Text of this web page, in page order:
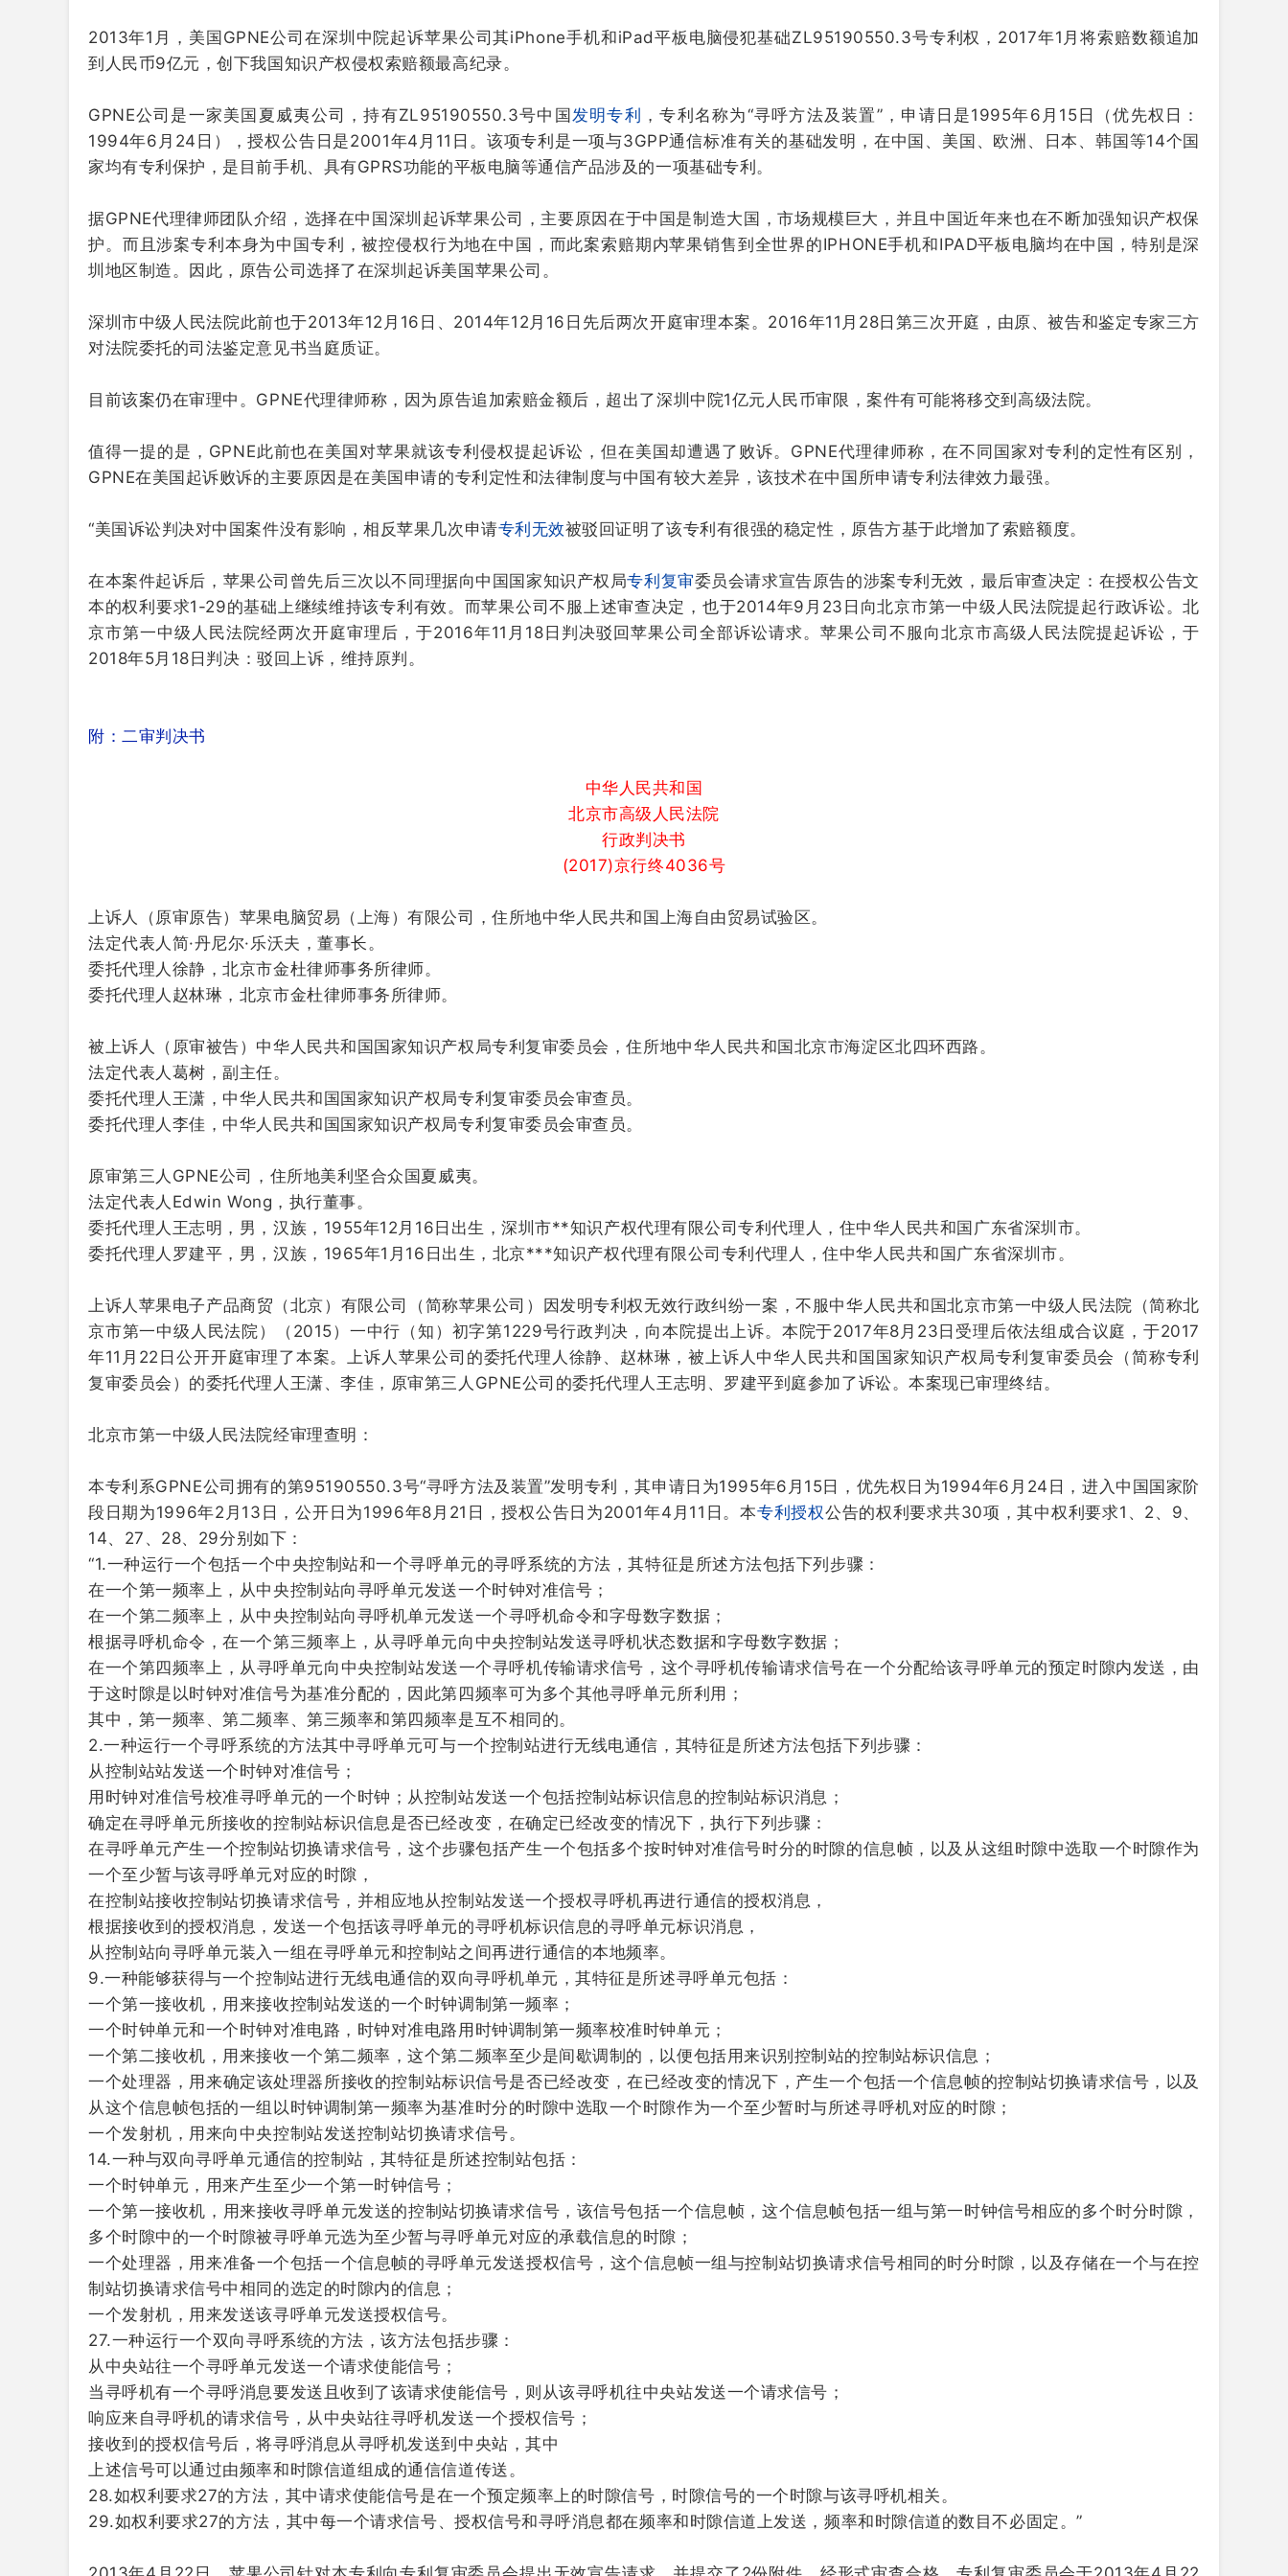
2013年1月，美国GPNE公司在深圳中院起诉苹果公司其iPhone手机和iPad平板电脑侵犯基础ZL95190550.3号专利权，2017年1月将索赔数额追加
到人民币9亿元 ，创下我国知识产权侵权索赔额最高纪录。
GPNE公司是一家美国夏威夷公司，持有ZL95190550.3号中国发明专利 ，专利名称为“寻呼方法及装置”，申请日是1995年6月15日（优先权日：
1994年6月24日），授权公告日是2001年4月11日。该项专利是一项与3GPP通信标准有关的基础发明，在中国、美国、欧洲、日本、韩国等14个国
家均有专利保护，是目前手机、具有GPRS功能的平板电脑等通信产品涉及的一项基础专利。
据GPNE代理律师团队介绍，选择在中国深圳起诉苹果公司，主要原因在于中国是制造大国，市场规模巨大，并且中国近年来也在不断加强知识产权保
护。而且涉案专利本身为中国专利，被控侵权行为地在中国，而此案索赔期内苹果销售到全世界的IPHONE手机和IPAD平板电脑均在中国，特别是深
圳地区制造。因此，原告公司选择了在深圳起诉美国苹果公司。
深圳市中级人民法院此前也于2013年12月16日、2014年12月16日先后两次开庭审理本案。2016年11月28日第三次开庭，由原、被告和鉴定专家三方
对法院委托的司法鉴定意见书当庭质证。
目前该案仍在审理中。GPNE代理律师称，因为原告追加索赔金额后，超出了深圳中院1亿元人民币审限，案件有可能将移交到高级法院。
值得一提的是，GPNE此前也在美国对苹果就该专利侵权提起诉讼，但在美国却遭遇了败诉。GPNE代理律师称，在不同国家对专利的定性有区别，
GPNE在美国起诉败诉的主要原因是在美国申请的专利定性和法律制度与中国有较大差异，该技术在中国所申请专利法律效力最强。
“美国诉讼判决对中国案件没有影响，相反苹果几次申请专利无效被驳回证明了该专利有很强的稳定性，原告方基于此增加了索赔额度。
在本案件起诉后，苹果公司曾先后三次以不同理据向中国国家知识产权局专利复审委员会请求宣告原告的涉案专利无效，最后审查决定：在授权公告文
本的权利要求1-29的基础上继续维持该专利有效。而苹果公司不服上述审查决定，也于2014年9月23日向北京市第一中级人民法院提起行政诉讼。北
京市第一中级人民法院经两次开庭审理后，于2016年11月18日判决驳回苹果公司全部诉讼请求。苹果公司不服向北京市高级人民法院提起诉讼，于
2018年5月18日判决：驳回上诉，维持原判。
附：二审判决书
中华人民共和国
北京市高级人民法院
行政判决书
(2017)京行终4036号
上诉人（原审原告） 苹果电脑贸易（上海）有限公司，住所地中华人民共和国上海自由贸易试验区。
法定代表人简·丹尼尔·乐沃夫，董事长。
委托代理人徐静，北京市金杜律师事务所律师。
委托代理人赵林琳，北京市金杜律师事务所律师。
被上诉人（原审被告） 中华人民共和国国家知识产权局专利复审委员会，住所地中华人民共和国北京市海淀区北四环西路。
法定代表人葛树，副主任。
委托代理人王潇，中华人民共和国国家知识产权局专利复审委员会审查员。
委托代理人李佳，中华人民共和国国家知识产权局专利复审委员会审查员。
原审第三人 GPNE公司，住所地美利坚合众国夏威夷。
法定代表人Edwin Wong，执行董事。
委托代理人王志明，男，汉族，1955年12月16日出生，深圳市**知识产权代理有限公司专利代理人，住中华人民共和国广东省深圳市。
委托代理人罗建平，男，汉族，1965年1月16日出生，北京***知识产权代理有限公司专利代理人，住中华人民共和国广东省深圳市。
上诉人苹果电子产品商贸（北京）有限公司（简称苹果公司）因发明专利权无效行政纠纷一案，不服中华人民共和国北京市第一中级人民法院（简称北
京市第一中级人民法院）（2015）一中行（知）初字第1229号行政判决，向本院提出上诉。本院于2017年8月23日受理后依法组成合议庭，于2017
年11月22日公开开庭审理了本案。上诉人苹果公司的委托代理人徐静、赵林琳，被上诉人中华人民共和国国家知识产权局专利复审委员会（简称专利
复审委员会）的委托代理人王潇、李佳，原审第三人GPNE公司的委托代理人王志明、罗建平到庭参加了诉讼。本案现已审理终结。
北京市第一中级人民法院经审理查明：
本专利系GPNE公司拥有的第95190550.3号“寻呼方法及装置”发明专利，其申请日为1995年6月15日，优先权日为1994年6月24日，进入中国国家阶
段日期为1996年2月13日，公开日为1996年8月21日，授权公告日为2001年4月11日。本专利授权公告的权利要求共30项，其中权利要求1、2、9、
14、27、28、29分别如下：
“1.一种运行一个包括一个中央控制站和一个寻呼单元的寻呼系统的方法，其特征是所述方法包括下列步骤：
在一个第一频率上，从中央控制站向寻呼单元发送一个时钟对准信号；
在一个第二频率上，从中央控制站向寻呼机单元发送一个寻呼机命令和字母数字数据；
根据寻呼机命令，在一个第三频率上，从寻呼单元向中央控制站发送寻呼机状态数据和字母数字数据；
在一个第四频率上，从寻呼单元向中央控制站发送一个寻呼机传输请求信号，这个寻呼机传输请求信号在一个分配给该寻呼单元的预定时隙内发送，由
于这时隙是以时钟对准信号为基准分配的，因此第四频率可为多个其他寻呼单元所利用；
其中，第一频率、第二频率、第三频率和第四频率是互不相同的。
2.一种运行一个寻呼系统的方法其中寻呼单元可与一个控制站进行无线电通信，其特征是所述方法包括下列步骤：
从控制站站发送一个时钟对准信号；
用时钟对准信号校准寻呼单元的一个时钟；从控制站发送一个包括控制站标识信息的控制站标识消息；
确定在寻呼单元所接收的控制站标识信息是否已经改变，在确定已经改变的情况下，执行下列步骤：
在寻呼单元产生一个控制站切换请求信号，这个步骤包括产生一个包括多个按时钟对准信号时分的时隙的信息帧，以及从这组时隙中选取一个时隙作为
一个至少暂与该寻呼单元对应的时隙，
在控制站接收控制站切换请求信号，并相应地从控制站发送一个授权寻呼机再进行通信的授权消息，
根据接收到的授权消息，发送一个包括该寻呼单元的寻呼机标识信息的寻呼单元标识消息，
从控制站向寻呼单元装入一组在寻呼单元和控制站之间再进行通信的本地频率。
9.一种能够获得与一个控制站进行无线电通信的双向寻呼机单元，其特征是所述寻呼单元包括：
一个第一接收机，用来接收控制站发送的一个时钟调制第一频率；
一个时钟单元和一个时钟对准电路，时钟对准电路用时钟调制第一频率校准时钟单元；
一个第二接收机，用来接收一个第二频率，这个第二频率至少是间歇调制的，以便包括用来识别控制站的控制站标识信息；
一个处理器，用来确定该处理器所接收的控制站标识信号是否已经改变，在已经改变的情况下，产生一个包括一个信息帧的控制站切换请求信号，以及
从这个信息帧包括的一组以时钟调制第一频率为基准时分的时隙中选取一个时隙作为一个至少暂时与所述寻呼机对应的时隙；
一个发射机，用来向中央控制站发送控制站切换请求信号。
14.一种与双向寻呼单元通信的控制站，其特征是所述控制站包括：
一个时钟单元，用来产生至少一个第一时钟信号；
一个第一接收机，用来接收寻呼单元发送的控制站切换请求信号，该信号包括一个信息帧，这个信息帧包括一组与第一时钟信号相应的多个时分时隙，
多个时隙中的一个时隙被寻呼单元选为至少暂与寻呼单元对应的承载信息的时隙；
一个处理器，用来准备一个包括一个信息帧的寻呼单元发送授权信号，这个信息帧一组与控制站切换请求信号相同的时分时隙，以及存储在一个与在控
制站切换请求信号中相同的选定的时隙内的信息；
一个发射机，用来发送该寻呼单元发送授权信号。
27.一种运行一个双向寻呼系统的方法，该方法包括步骤：
从中央站往一个寻呼单元发送一个请求使能信号；
当寻呼机有一个寻呼消息要发送且收到了该请求使能信号，则从该寻呼机往中央站发送一个请求信号；
响应来自寻呼机的请求信号，从中央站往寻呼机发送一个授权信号；
接收到的授权信号后，将寻呼消息从寻呼机发送到中央站，其中
上述信号可以通过由频率和时隙信道组成的通信信道传送。
28.如权利要求27的方法，其中请求使能信号是在一个预定频率上的时隙信号，时隙信号的一个时隙与该寻呼机相关。
29.如权利要求27的方法，其中每一个请求信号、授权信号和寻呼消息都在频率和时隙信道上发送，频率和时隙信道的数目不必固定。”